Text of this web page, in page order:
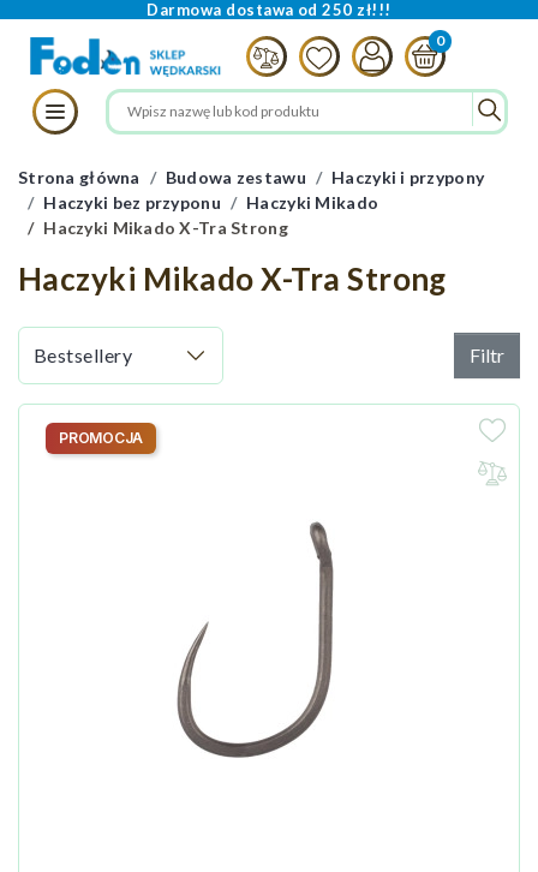
Darmowa dostawa od 250 zł!!!
Strona główna Budowa zestawu
Haczyki i przypony
Haczyki bez przyponu
Haczyki Mikado
Haczyki Mikado X-Tra Strong
Haczyki Mikado X-Tra Strong
Filtr
PROMOCJA